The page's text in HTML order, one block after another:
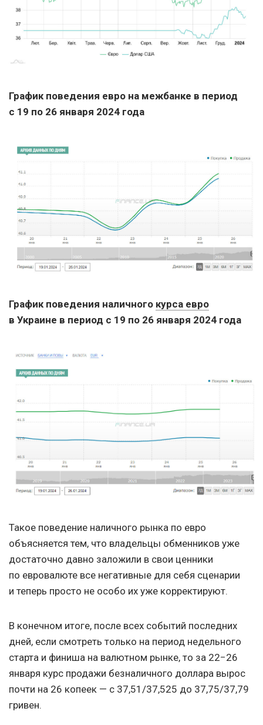
График поведения евро на межбанке в период
с 19 по 26 января 2024 года
График поведения наличного курса евро
в Украине в период с 19 по 26 января 2024 года
Такое поведение наличного рынка по евро
объясняется тем, что владельцы обменников уже
достаточно давно заложили в свои ценники
по евровалюте все негативные для себя сценарии
и теперь просто не особо их уже корректируют.
В конечном итоге, после всех событий последних
дней, если смотреть только на период недельного
старта и финиша на валютном рынке, то за 22−26
января курс продажи безналичного доллара вырос
почти на 26 копеек — с 37,51/37,525 до 37,75/37,79
гривен.